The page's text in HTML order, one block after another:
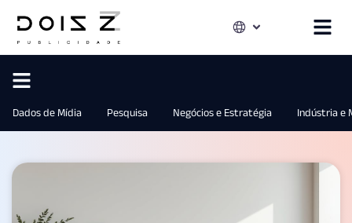
Dados de Mídia Pesquisa Negócios e Estratégia Indústria e